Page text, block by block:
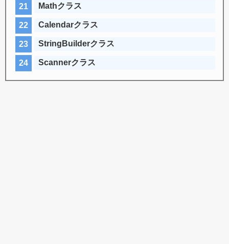
Mathクラス
Calendarクラス
StringBuilderクラス
Scannerクラス